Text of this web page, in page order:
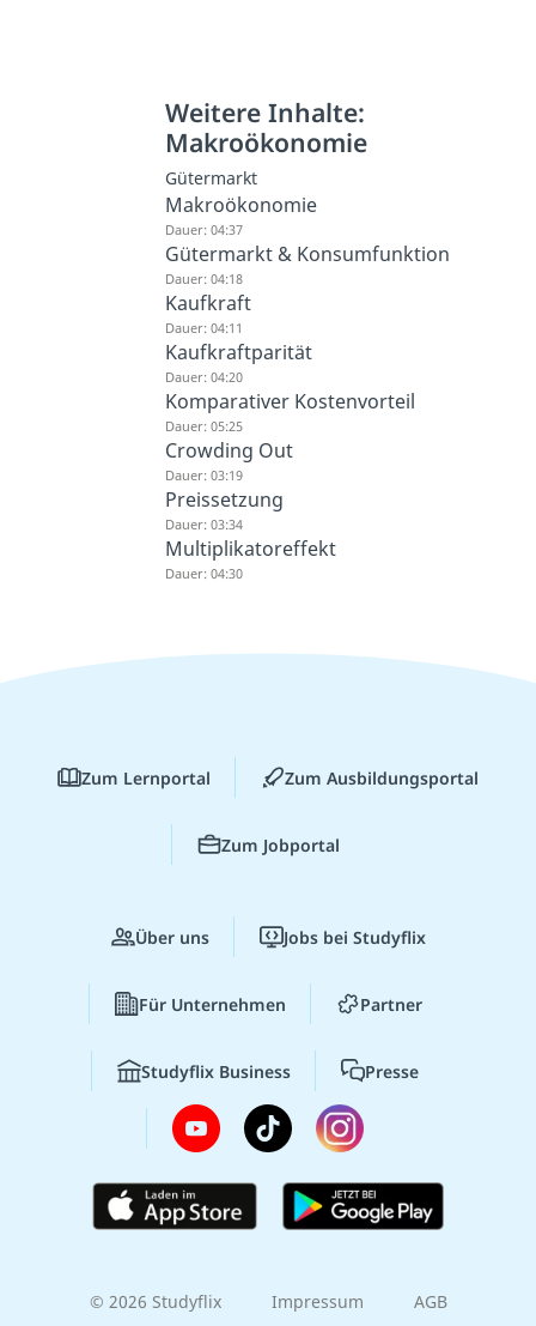
Weitere Inhalte:
Makroökonomie
Gütermarkt
Makroökonomie
Dauer: 04:37
Gütermarkt & Konsumfunktion
Dauer: 04:18
Kaufkraft
Dauer: 04:11
Kaufkraftparität
Dauer: 04:20
Komparativer Kostenvorteil
Dauer: 05:25
Crowding Out
Dauer: 03:19
Preissetzung
Dauer: 03:34
Multiplikatoreffekt
Dauer: 04:30
Zum Lernportal Zum Ausbildungsportal
Zum Jobportal
Über uns Jobs bei Studyflix
Für Unternehmen Partner
Studyflix Business Presse
© 2026 Studyflix Impressum AGB